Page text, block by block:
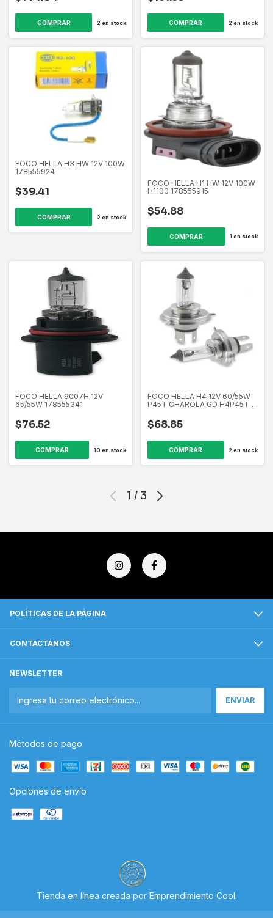
2 en stock 2 en stock
FOCO HELLA H3 HW 12V 100W
178555924
$39.41
2 en stock
FOCO HELLA H1 HW 12V 100W
H1100 178555915
$54.88
1 en stock
FOCO HELLA 9007H 12V
65/55W 178555341
$76.52
10 en stock
FOCO HELLA H4 12V 60/55W
P45T CHAROLA GD H4P45T
$68.85
2 en stock
1 / 3
POLÍTICAS DE LA PÁGINA
CONTACTÁNOS
NEWSLETTER
Métodos de pago
Opciones de envío
Tienda en línea creada por Emprendimiento Cool.